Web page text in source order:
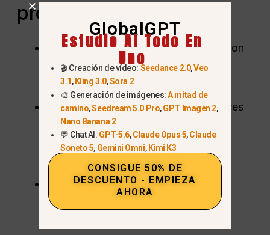
probar
Studio Ghibli: Tonos pastel suaves con
iluminación caprichosa y detalles
inspirados en el anime.
GTA5 / Estilo de videojuegos:Colores
atrevidos y exagerados y texturas
cinematográficas para un efecto de
videojuego.
Pintura a la acuarela:Pinceladas
sutiles, colores translúcidos y
GlobalGPT
Estudio AI Todo En
Uno
🎬 Creación de vídeo: Seedance 2.0,Veo
3.1, Kling 3.0,Sora 2
🎨 Generación de imágenes:A mitad de
camino,Seedream 5.0 Pro,GPT Imagen 2,
Nano Banana 2
💬 Chat AI: GPT-5.6,Claude Opus 5,Claude
Soneto 5, Gemini Omni, Kimi K3
CONSIGUE 50% DE
DESCUENTO - EMPIEZA
AHORA